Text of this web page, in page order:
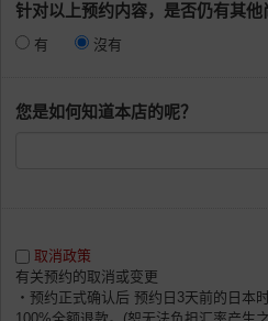
针对以上预约内容，是否仍有其他
有 沒有
您是如何知道本店的呢？
取消政策
有关预约的取消或变更
・预约正式确认后 预约日3天前的日本